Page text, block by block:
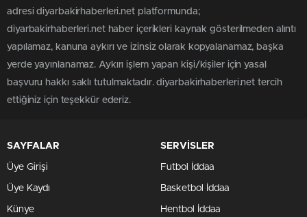
adresi diyarbakirhaberleri.net platformunda;
diyarbakirhaberleri.net haber içerikleri kaynak gösterilmeden alıntı
yapılamaz, kanuna aykırı ve izinsiz olarak kopyalanamaz, başka
yerde yayınlanamaz. Aykırı işlem yapan kişi/kişiler için yasal
başvuru hakkı saklı tutulmaktadır. diyarbakirhaberleri.net tercih
ettiğiniz için teşekkür ederiz.
SAYFALAR
Üye Girişi
Üye Kaydı
Künye
SERVİSLER
Futbol İddaa
Basketbol İddaa
Hentbol İddaa